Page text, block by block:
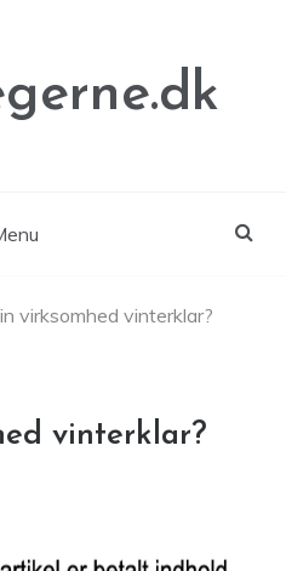
virksomhed vinterklar?
vinterklar?